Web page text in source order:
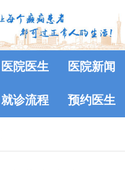
医院医生 医院新闻
就诊流程 预约医生